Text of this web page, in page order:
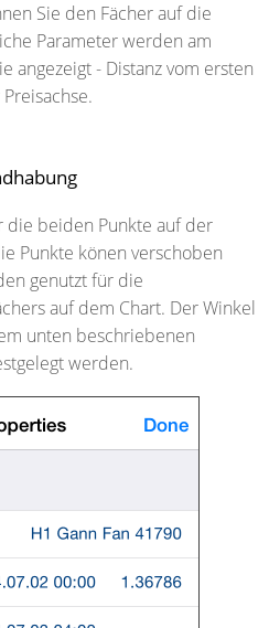
Sie den Fächer auf die
Parameter werden am
angezeigt- Distanz vom ersten
die beiden Punkte auf der
Punkte könen verschoben
genutzt für die
auf dem Chart. Der Winkel
unten beschriebenen
werden.